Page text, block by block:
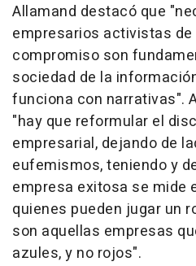
Allamand destacó que
empresarios activistas
compromiso son
sociedad de la
funciona con narrativas".
"hay que reformular el
empresarial, dejando de
eufemismos, teniendo y
empresa exitosa se mide
quienes pueden jugar un
son aquellas empresas
azules, y no rojos".